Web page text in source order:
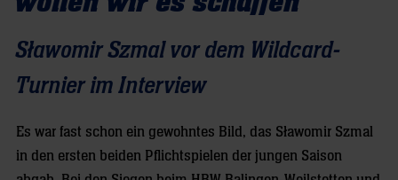
Sławomir Szmal vor dem Wildcard-
Turnier im Interview
Es war fast schon ein gewohntes Bild, das Sławomir Szmal
in den ersten beiden Pflichtspielen der jungen Saison